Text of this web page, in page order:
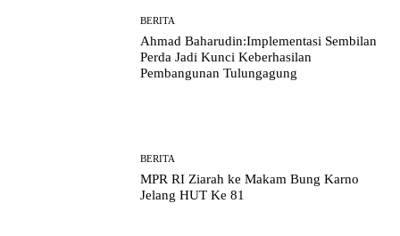
BERITA
Ahmad Baharudin:Implementasi Sembilan
Perda Jadi Kunci Keberhasilan
Pembangunan Tulungagung
BERITA
MPR RI Ziarah ke Makam Bung Karno
Jelang HUT Ke 81